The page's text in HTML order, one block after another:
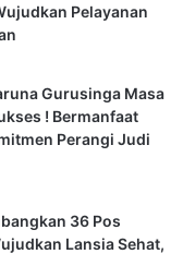
Pelayanan
Gurusinga Masa
! Bermanfaat
Perangi Judi
36 Pos
Lansia Sehat,